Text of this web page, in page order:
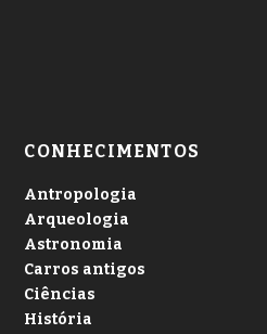
CONHECIMENTOS
Antropologia
Arqueologia
Astronomia
Carros antigos
Ciências
História